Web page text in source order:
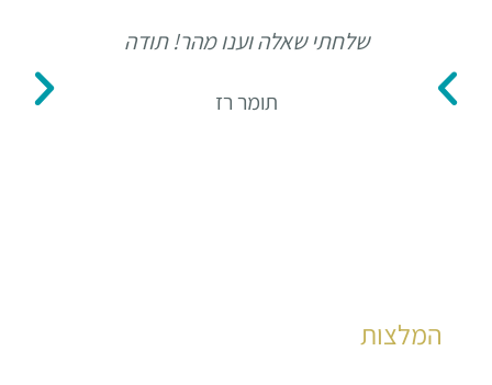
שלחתי שאלה וענו מהר! תודה
תומר רז
המלצות